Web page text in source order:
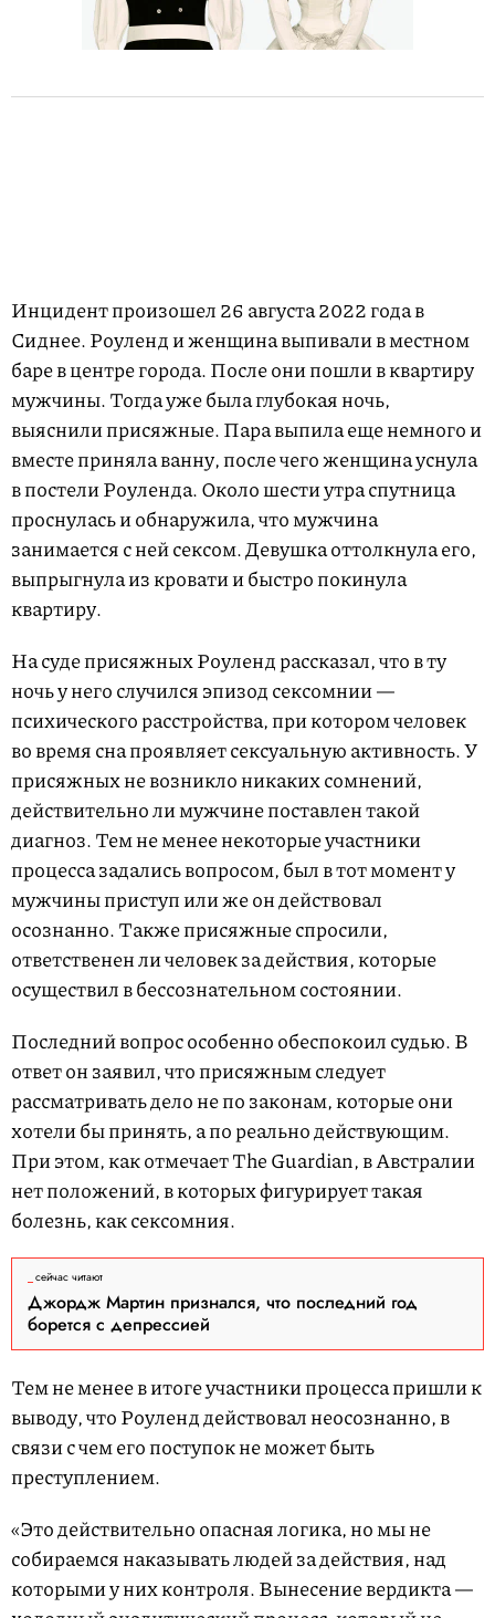
Инцидент произошел 26 августа 2022 года в
Сиднее. Роуленд и женщина выпивали в местном
баре в центре города. После они пошли в квартиру
мужчины. Тогда уже была глубокая ночь,
выяснили присяжные. Пара выпила еще немного и
вместе приняла ванну, после чего женщина уснула
в постели Роуленда. Около шести утра спутница
проснулась и обнаружила, что мужчина
занимается с ней сексом. Девушка оттолкнула его,
выпрыгнула из кровати и быстро покинула
квартиру.
На суде присяжных Роуленд рассказал, что в ту
ночь у него случился эпизод сексомнии —
психического расстройства, при котором человек
во время сна проявляет сексуальную активность. У
присяжных не возникло никаких сомнений,
действительно ли мужчине поставлен такой
диагноз. Тем не менее некоторые участники
процесса задались вопросом, был в тот момент у
мужчины приступ или же он действовал
осознанно. Также присяжные спросили,
ответственен ли человек за действия, которые
осуществил в бессознательном состоянии.
Последний вопрос особенно обеспокоил судью. В
ответ он заявил, что присяжным следует
рассматривать дело не по законам, которые они
хотели бы принять, а по реально действующим.
При этом, как отмечает The Guardian, в Австралии
нет положений, в которых фигурирует такая
болезнь, как сексомния.
сейчас читают
Джордж Мартин признался, что последний год
борется с депрессией
Тем не менее в итоге участники процесса пришли к
выводу, что Роуленд действовал неосознанно, в
связи с чем его поступок не может быть
преступлением.
«Это действительно опасная логика, но мы не
собираемся наказывать людей за действия, над
которыми у них контроля. Вынесение вердикта —